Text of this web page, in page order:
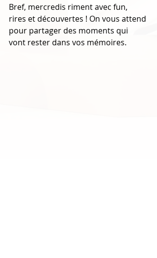
Bref, mercredis riment avec fun,
rires et découvertes ! On vous attend
pour partager des moments qui
vont rester dans vos mémoires.